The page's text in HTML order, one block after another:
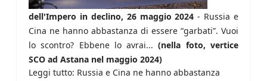
dell'Impero in declino, 26 maggio 2024- Russia e
Cina ne hanno abbastanza di essere “garbati”. Vuoi
lo scontro? Ebbene lo avrai...(nella foto, vertice
SCO ad Astana nel maggio 2024)
Leggi tutto: Russia e Cina ne hanno abbastanza